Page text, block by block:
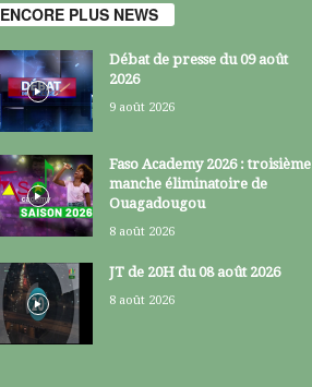
ENCORE PLUS NEWS
Débat de presse du 09 août
2026
9 août 2026
Faso Academy 2026 : troisième
manche éliminatoire de
Ouagadougou
8 août 2026
JT de 20H du 08 août 2026
8 août 2026